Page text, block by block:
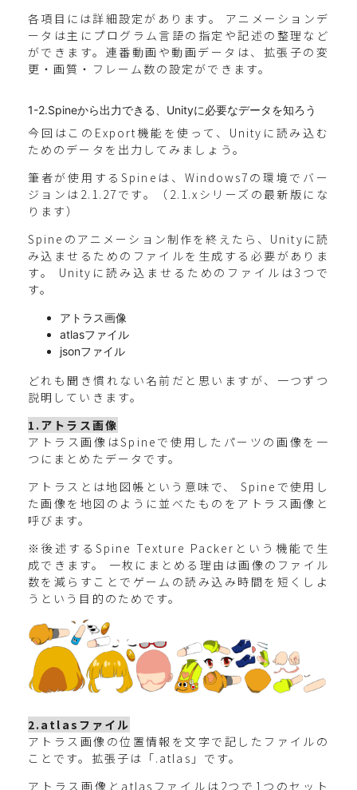
各項目には詳細設定があります。 アニメーションデ
ータは主にプログラム言語の指定や記述の整理など
ができます。連番動画や動画データは、拡張子の変
更・画質・フレーム数の設定ができます。
1-2.Spineから出力できる、Unityに必要なデータを知ろう
今回はこのExport機能を使って、Unityに読み込む
ためのデータを出力してみましょう。
筆者が使用するSpineは、Windows7の環境でバー
ジョンは2.1.27です。（2.1.xシリーズの最新版にな
ります）
Spineのアニメーション制作を終えたら、Unityに読
み込ませるためのファイルを生成する必要がありま
す。 Unityに読み込ませるためのファイルは3つで
す。
アトラス画像
atlasファイル
jsonファイル
どれも聞き慣れない名前だと思いますが、一つずつ
説明していきます。
1.アトラス画像
アトラス画像はSpineで使用したパーツの画像を一
つにまとめたデータです。
アトラスとは地図帳という意味で、 Spineで使用し
た画像を地図のように並べたものをアトラス画像と
呼びます。
※後述するSpine Texture Packerという機能で生
成できます。 一枚にまとめる理由は画像のファイル
数を減らすことでゲームの読み込み時間を短くしよ
うという目的のためです。
2.atlasファイル
アトラス画像の位置情報を文字で記したファイルの
ことです。拡張子は「.atlas」です。
アトラス画像とatlasファイルは2つで1つのセット